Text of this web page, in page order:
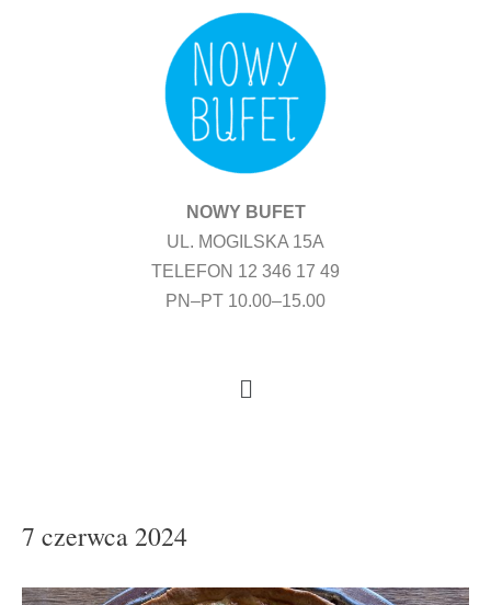
NOWY BUFET
UL. MOGILSKA 15A
TELEFON 12 346 17 49
PN–PT 10.00–15.00
Menu
7 czerwca 2024